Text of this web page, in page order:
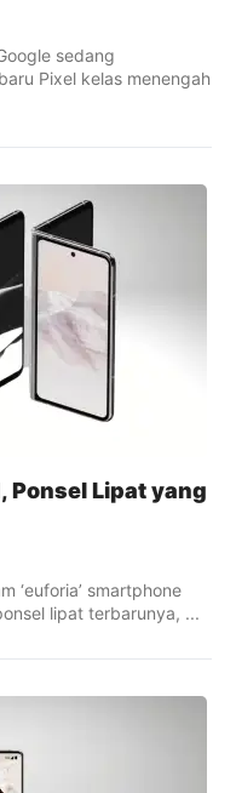
sedang
Pixel kelas menengah
Ponsel Lipat yang
‘euforia’ smartphone
lipat terbarunya, ...